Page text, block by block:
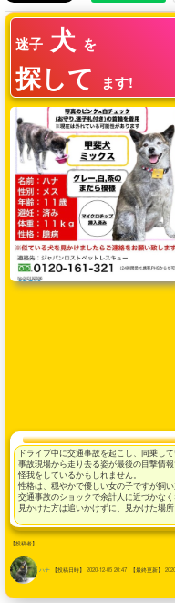
迷子 犬 を
探して ます!
ドライブ中に交通事故を起こし、同乗し
事故現場から走り去る姿が最後の目撃情報
怪我をしているかもしれません。
性格は、穏やかで優しい女の子ですが飼
交通事故のショックで余計人に近づかなく
見かけた方は追いかけずに、見かけた場
【投稿者】
ハナ 【投稿日時】 2020-12-05 20:47 【最終更新】